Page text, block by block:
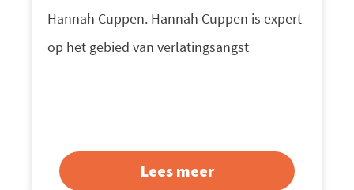
Hannah Cuppen. Hannah Cuppen is expert
op het gebied van verlatingsangst
Lees meer